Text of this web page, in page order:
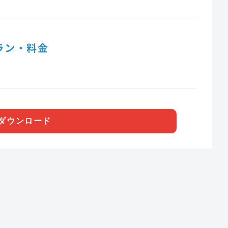
ン・料金
ウンロード